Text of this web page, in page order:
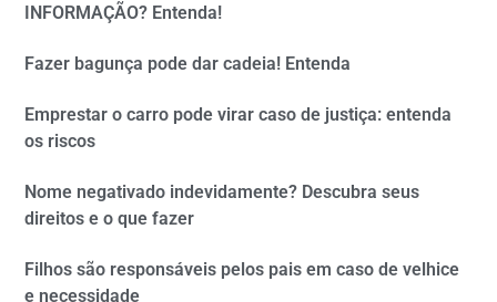
INFORMAÇÃO? Entenda!
Fazer bagunça pode dar cadeia! Entenda
Emprestar o carro pode virar caso de justiça: entenda
os riscos
Nome negativado indevidamente? Descubra seus
direitos e o que fazer
Filhos são responsáveis pelos pais em caso de velhice
e necessidade